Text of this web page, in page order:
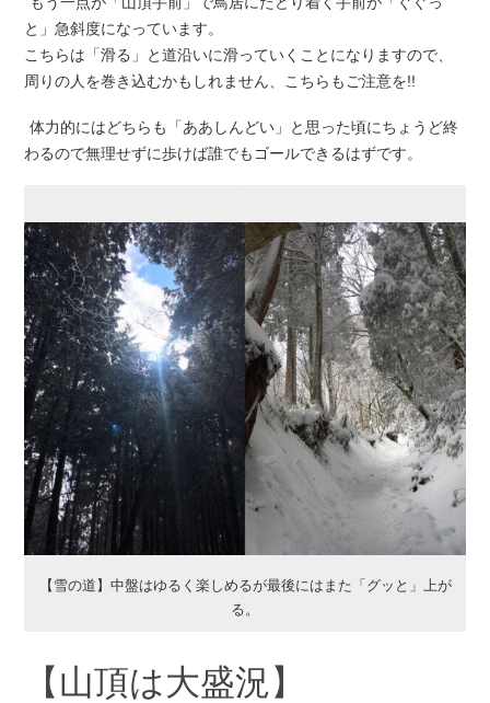
と」急斜度になっています。
こちらは「滑る」と道沿いに滑っていくことになりますので、
周りの人を巻き込むかもしれません、こちらもご注意を!!
体力的にはどちらも「ああしんどい」と思った頃にちょうど終
わるので無理せずに歩けば誰でもゴールできるはずです。
【雪の道】中盤はゆるく楽しめるが最後にはまた「グッと」上が
る。
【山頂は大盛況】